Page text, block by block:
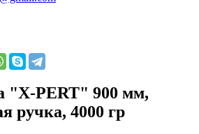
"X-PERT" 900 мм,
ручка, 4000 гр